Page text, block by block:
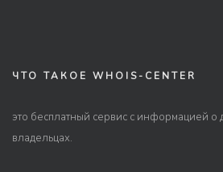
ЧТО ТАКОЕ WHOIS-CENTER
это бесплатный сервис с информацией
владельцах.